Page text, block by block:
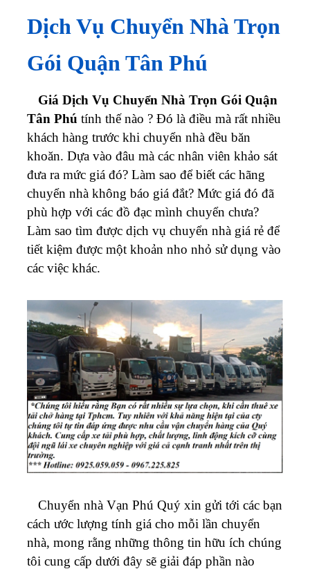
Dịch Vụ Chuyển Nhà Trọn
Gói Quận Tân Phú
Giá Dịch Vụ Chuyển Nhà Trọn Gói Quận
Tân Phú tính thế nào ? Đó là điều mà rất nhiều
khách hàng trước khi chuyển nhà đều băn
khoăn. Dựa vào đâu mà các nhân viên khảo sát
đưa ra mức giá đó? Làm sao để biết các hãng
chuyển nhà không báo giá đắt? Mức giá đó đã
phù hợp với các đồ đạc mình chuyển chưa?
Làm sao tìm được dịch vụ chuyển nhà giá rẻ để
tiết kiệm được một khoản nho nhỏ sử dụng vào
các việc khác.
Chuyển nhà Vạn Phú Quý xin gửi tới các bạn
cách ước lượng tính giá cho mỗi lần chuyển
nhà, mong rằng những thông tin hữu ích chúng
tôi cung cấp dưới đây sẽ giải đáp phần nào